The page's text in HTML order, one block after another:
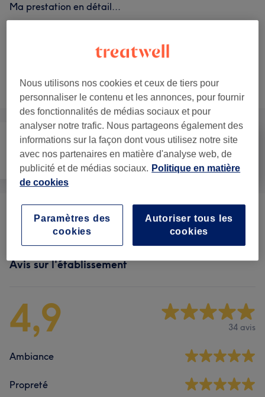
Ma prestation en détail...
Ce n'est pas ce que vous recherchiez ?
Recherchez dans notre liste de prestations
Visage Corps
Médecine
esthétique
Perte De Poids Et Anti-cellulite (6) à partir de 150 €
Avis sur l'établissement
4,9 34 avis
Ambiance
Propreté
Nous utilisons nos cookies et ceux de tiers pour
personnaliser le contenu et les annonces, pour fournir
des fonctionnalités de médias sociaux et pour
analyser notre trafic. Nous partageons également des
informations sur la façon dont vous utilisez notre site
avec nos partenaires en matière d'analyse web, de
publicité et de médias sociaux. Politique en matière
de cookies
Autoriser tous les
cookies
Paramètres des
cookies